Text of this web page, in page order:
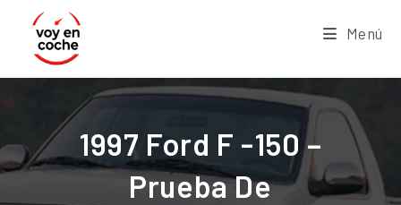
Menú
1997 Ford F -150 –
Prueba De